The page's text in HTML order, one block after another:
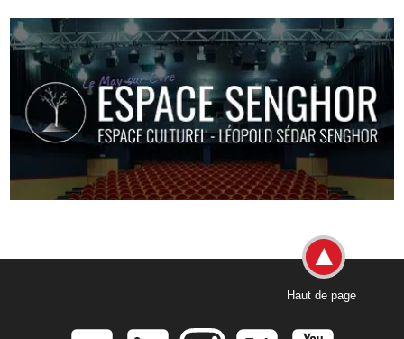
Haut de page